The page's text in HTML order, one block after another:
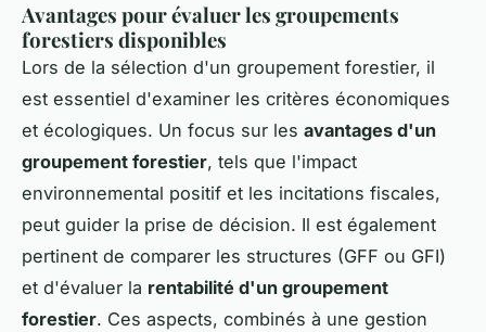
Avantages pour évaluer les groupements
forestiers disponibles
Lors de la sélection d'un groupement forestier, il
est essentiel d'examiner les critères économiques
et écologiques. Un focus sur les avantages d'un
groupement forestier, tels que l'impact
environnemental positif et les incitations fiscales,
peut guider la prise de décision. Il est également
pertinent de comparer les structures (GFF ou GFI)
et d'évaluer la rentabilité d'un groupement
forestier. Ces aspects, combinés à une gestion